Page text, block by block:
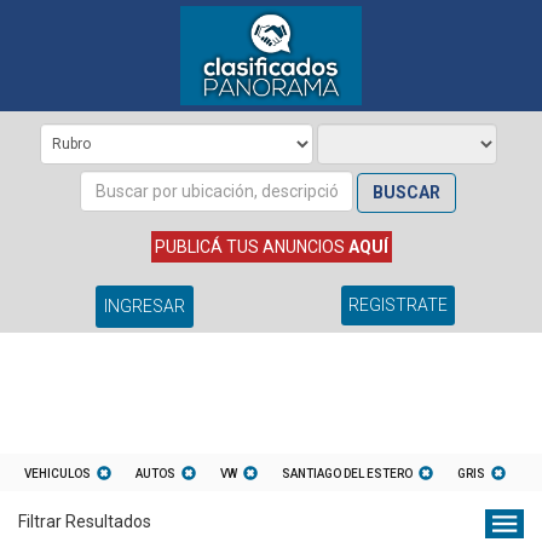
BUSCAR
PUBLICÁ TUS ANUNCIOS AQUÍ
INGRESAR REGISTRATE
VEHICULOS AUTOS VW SANTIAGO DEL ESTERO GRIS
Filtrar Resultados